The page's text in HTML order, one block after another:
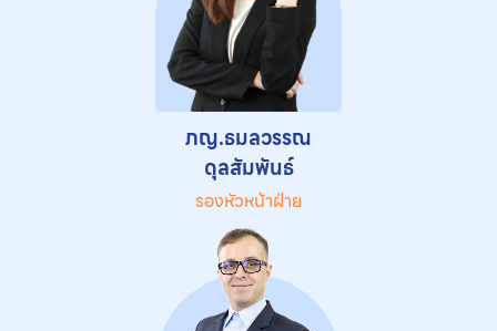
ภญ.ธมลวรรณ
ดุลสัมพันธ์
รองหัวหน้าฝ่าย